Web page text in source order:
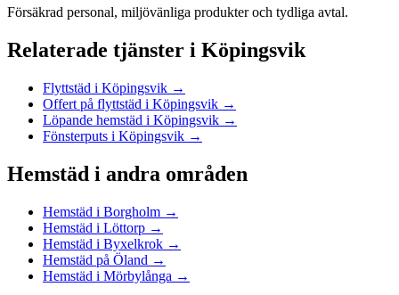
Försäkrad personal, miljövänliga produkter och tydliga avtal.
Relaterade tjänster i Köpingsvik
Flyttstäd i Köpingsvik →
Offert på flyttstäd i Köpingsvik →
Löpande hemstäd i Köpingsvik →
Fönsterputs i Köpingsvik →
Hemstäd i andra områden
Hemstäd i Borgholm →
Hemstäd i Löttorp →
Hemstäd i Byxelkrok →
Hemstäd på Öland →
Hemstäd i Mörbylånga →